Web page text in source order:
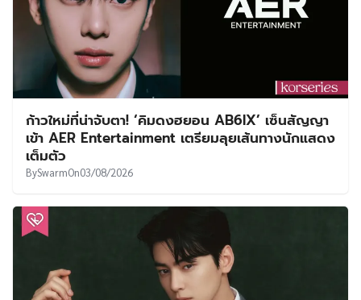
ก้าวใหม่ที่น่าจับตา! ‘คิมดงฮยอน AB6IX’ เซ็นสัญญา
เข้า AER Entertainment เตรียมลุยเส้นทางนักแสดง
เต็มตัว
BySwarmOn03/08/2026